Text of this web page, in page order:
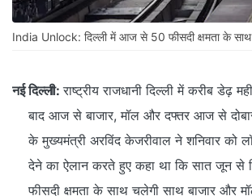
India Unlock: दिल्ली में आज से 50 फीसदी क्षमता के
नई दिल्ली: राष्ट्रीय राजधानी दिल्ली में करीब डेढ़
बाद आज से बाजार, मॉल और दफ्तर आज से
के मुख्यमंत्री अरविंद केजरीवाल ने शनिवार को
देने का ऐलान करते हुए कहा था कि सात जून से
फीसदी क्षमता के साथ चलेगी साथ बाजार और